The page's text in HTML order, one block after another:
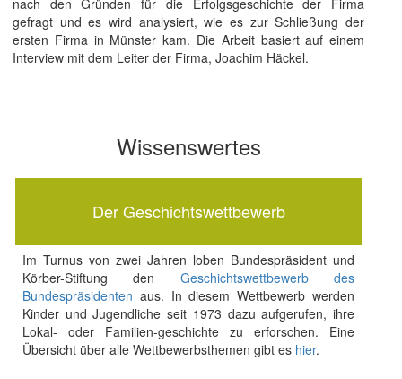
nach den Gründen für die Erfolgsgeschichte der Firma
gefragt und es wird analysiert, wie es zur Schließung der
ersten Firma in Münster kam. Die Arbeit basiert auf einem
Interview mit dem Leiter der Firma, Joachim Häckel.
Wissenswertes
Der Geschichtswettbewerb
Im Turnus von zwei Jahren loben Bundespräsident und
Körber-Stiftung den Geschichtswettbewerb des
Bundespräsidenten aus. In diesem Wettbewerb werden
Kinder und Jugendliche seit 1973 dazu aufgerufen, ihre
Lokal- oder Familien-geschichte zu erforschen. Eine
Übersicht über alle Wettbewerbsthemen gibt es hier.